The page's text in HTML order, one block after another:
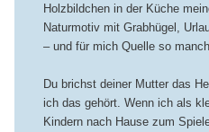
Holzbildchen in der Küche
Naturmotiv mit Grabhügel,
– und für mich Quelle so
Du brichst deiner Mutter das
ich das gehört. Wenn ich als
Kindern nach Hause zum